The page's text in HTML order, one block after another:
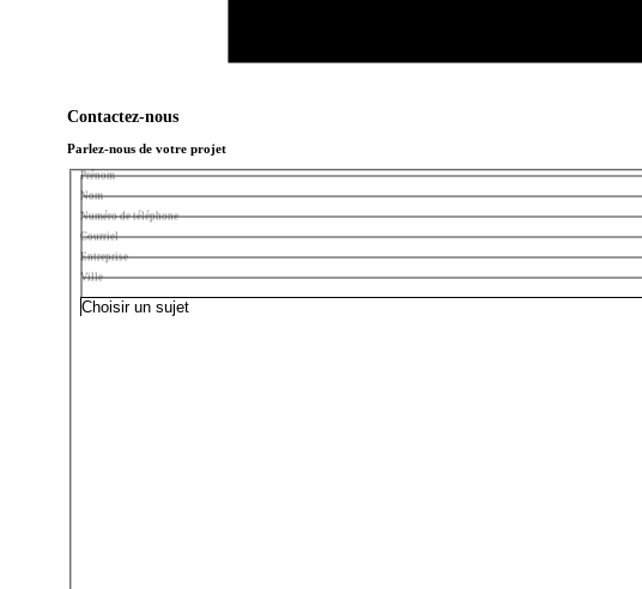
Contactez-nous
Parlez-nous de votre projet
Prénom
Nom
Numéro de téléphone
Courriel
Entreprise
Ville